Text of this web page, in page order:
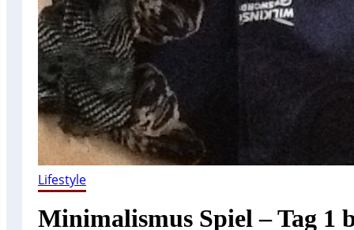
Lifestyle
Minimalismus Spiel – Tag 1